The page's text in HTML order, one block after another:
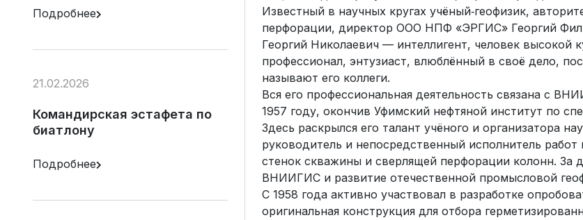
Подробнее
21.02.2026
Командирская эстафета по
биатлону
Подробнее
Известный в научных кругах учёный‑геофизик,
перфорации, директор ООО НПФ «ЭРГИС» Георгий
Георгий Николаевич — интеллигент, человек высокой
профессионал, энтузиаст, влюблённый в своё дело,
называют его коллеги.
Вся его профессиональная деятельность связана с
1957 году, окончив Уфимский нефтяной институт по
Здесь раскрылся его талант учёного и организатора
руководитель и непосредственный исполнитель
стенок скважины и сверлящей перфорации колонн. За
ВНИИГИС и развитие отечественной промысловой
С 1958 года активно участвовал в разработке
оригинальная конструкция для отбора